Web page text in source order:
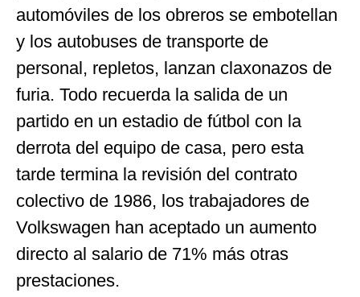
automóviles de los obreros se embotellan
y los autobuses de transporte de
personal, repletos, lanzan claxonazos de
furia. Todo recuerda la salida de un
partido en un estadio de fútbol con la
derrota del equipo de casa, pero esta
tarde termina la revisión del contrato
colectivo de 1986, los trabajadores de
Volkswagen han aceptado un aumento
directo al salario de 71% más otras
prestaciones.